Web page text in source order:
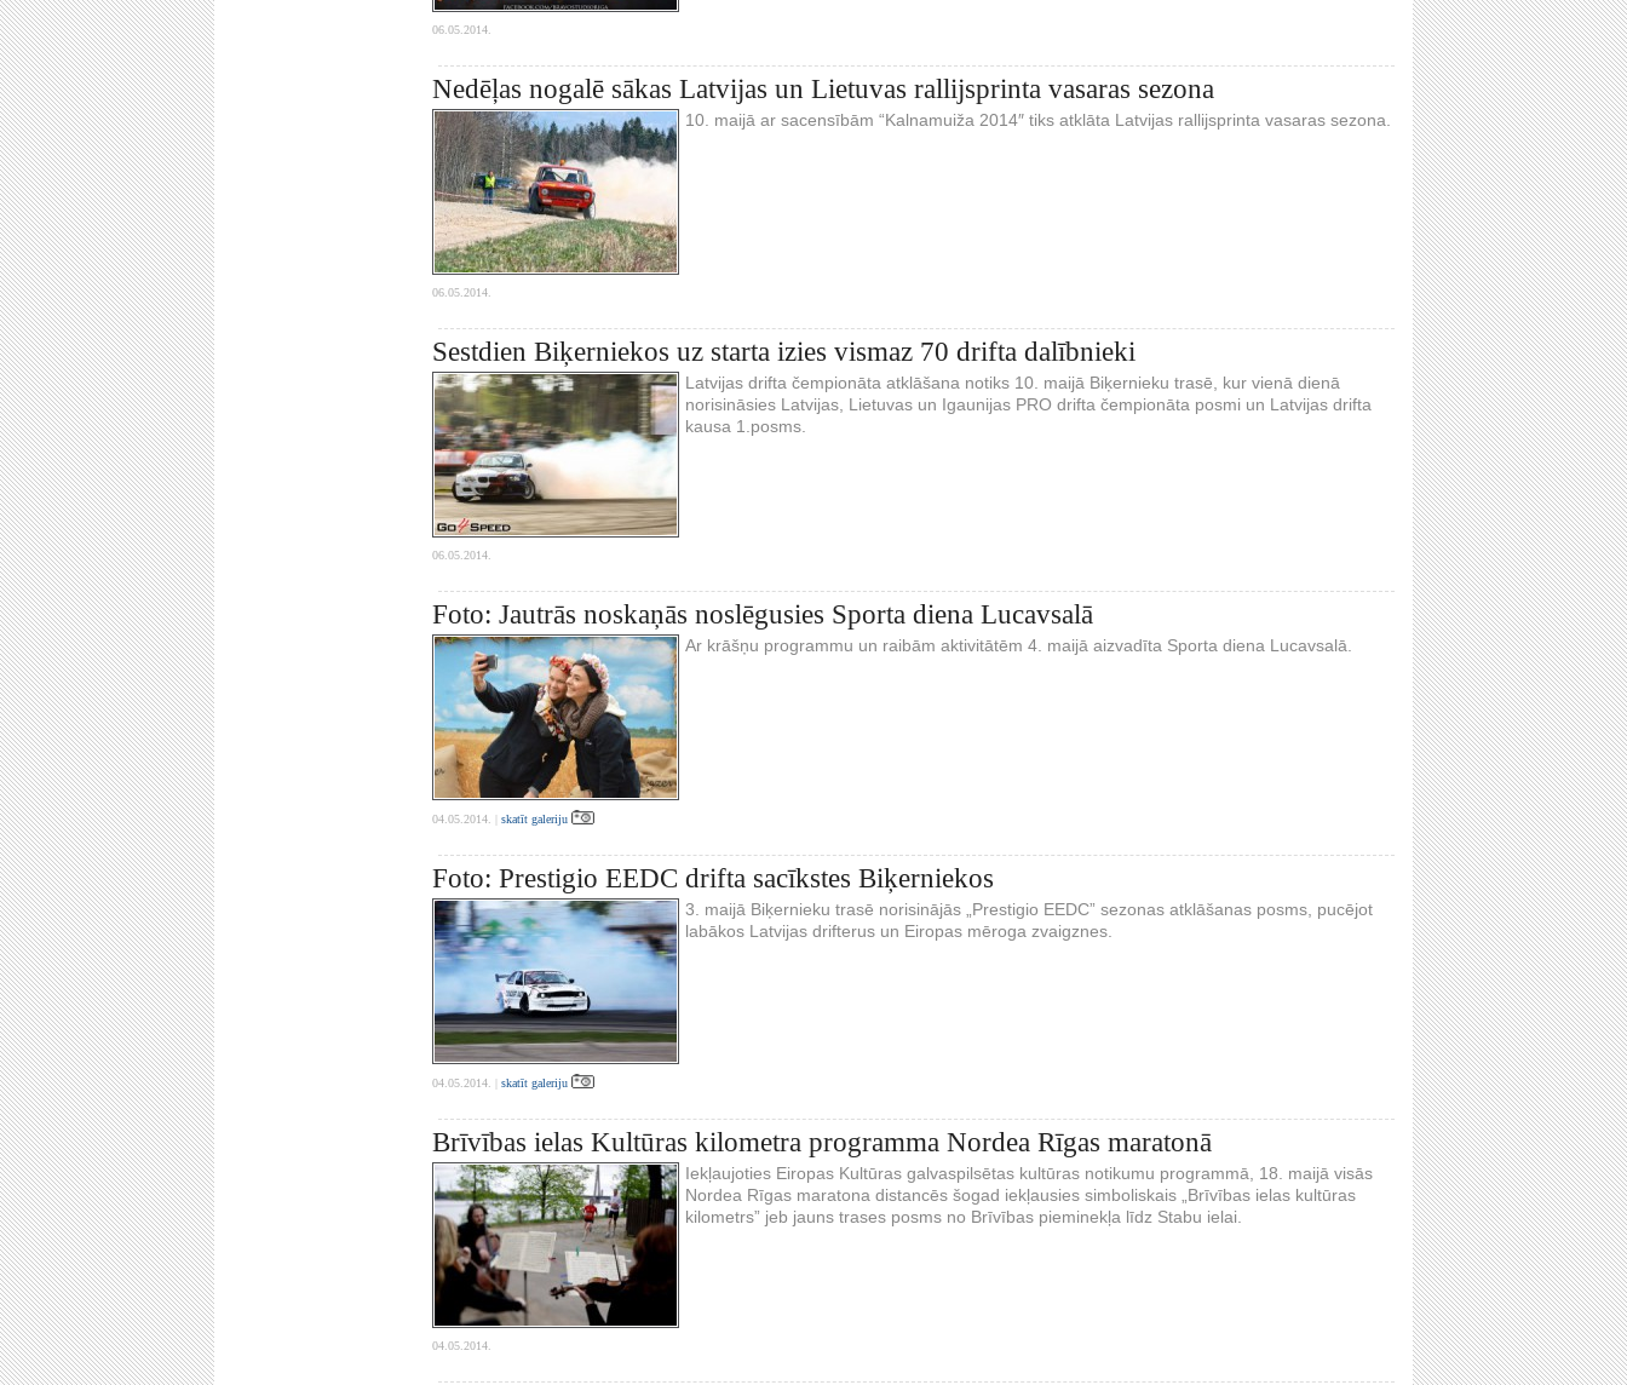
06.05.2014.
Nedēļas nogalē sākas Latvijas un Lietuvas rallijsprinta vasaras sezona
10. maijā ar sacensībām “Kalnamuiža 2014″ tiks atklāta Latvijas rallijsprinta vasaras sezona.
06.05.2014.
Sestdien Biķerniekos uz starta izies vismaz 70 drifta dalībnieki
Latvijas drifta čempionāta atklāšana notiks 10. maijā Biķernieku trasē, kur vienā dienā
norisināsies Latvijas, Lietuvas un Igaunijas PRO drifta čempionāta posmi un Latvijas drifta
kausa 1.posms.
06.05.2014.
Foto: Jautrās noskaņās noslēgusies Sporta diena Lucavsalā
Ar krāšņu programmu un raibām aktivitātēm 4. maijā aizvadīta Sporta diena Lucavsalā.
04.05.2014. | skatīt galeriju
Foto: Prestigio EEDC drifta sacīkstes Biķerniekos
3. maijā Biķernieku trasē norisinājās „Prestigio EEDC” sezonas atklāšanas posms, pucējot
labākos Latvijas drifterus un Eiropas mēroga zvaigznes.
04.05.2014. | skatīt galeriju
Brīvības ielas Kultūras kilometra programma Nordea Rīgas maratonā
Iekļaujoties Eiropas Kultūras galvaspilsētas kultūras notikumu programmā, 18. maijā visās
Nordea Rīgas maratona distancēs šogad iekļausies simboliskais „Brīvības ielas kultūras
kilometrs” jeb jauns trases posms no Brīvības pieminekļa līdz Stabu ielai.
04.05.2014.